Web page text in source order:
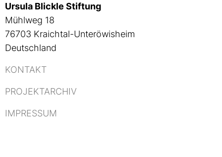
Ursula Blickle Stiftung
Mühlweg 18
76703 Kraichtal-Unteröwisheim
Deutschland
KONTAKT
PROJEKTARCHIV
IMPRESSUM